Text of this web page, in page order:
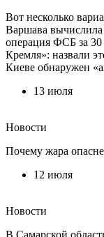
Вот несколько
Варшава
операция ФСБ за 30
Кремля»: назвали
Киеве обнаружен
13 июля
Новости
Почему жара
12 июля
Новости
В Самарской